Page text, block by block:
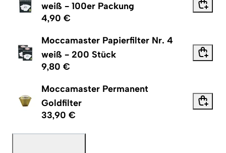
weiß - 100er Packung
4,90 €
Moccamaster Papierfilter Nr. 4
weiß - 200 Stück
9,80 €
Moccamaster Permanent
Goldfilter
33,90 €